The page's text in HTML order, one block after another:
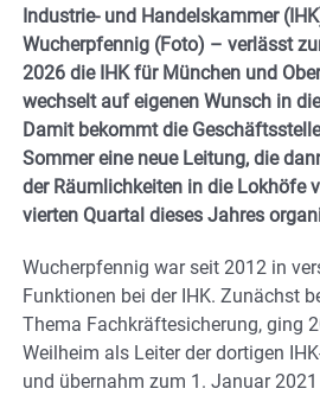
Industrie- und Handelskammer
Wucherpfennig (Foto) – verlässt
2026 die IHK für München und
wechselt auf eigenen Wunsch in
Damit bekommt die
Sommer eine neue Leitung, die
der Räumlichkeiten in die Lokhöfe
vierten Quartal dieses Jahres
Wucherpfennig war seit 2012 in
Funktionen bei der IHK. Zunächst
Thema Fachkräftesicherung, ging
Weilheim als Leiter der dortigen
und übernahm zum 1. Januar